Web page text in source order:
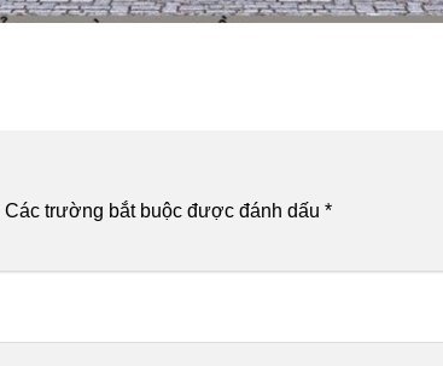
Các trường bắt buộc được đánh dấu *